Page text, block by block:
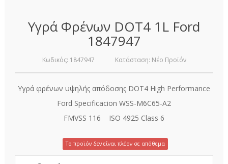
Υγρά Φρένων DOT4 1L Ford
1847947
Κωδικός: 1847947 Κατάσταση: Νέο Προϊόν
Υγρά φρένων υψηλής απόδοσης DOT4 High Performance
Ford Specificacion WSS-M6C65-A2
FMVSS 116 ISO 4925 Class 6
Το προϊόν δεν είναι πλέον σε απόθεμα